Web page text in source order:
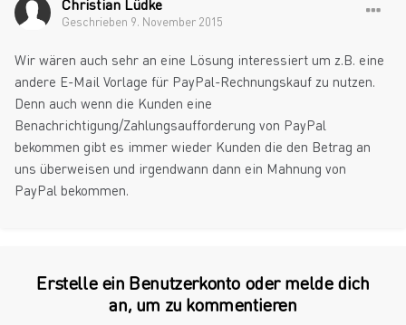
Christian Lüdke
Geschrieben 9. November 2015
Wir wären auch sehr an eine Lösung interessiert um z.B. eine
andere E-Mail Vorlage für PayPal-Rechnungskauf zu nutzen.
Denn auch wenn die Kunden eine
Benachrichtigung/Zahlungsaufforderung von PayPal
bekommen gibt es immer wieder Kunden die den Betrag an
uns überweisen und irgendwann dann ein Mahnung von
PayPal bekommen.
Erstelle ein Benutzerkonto oder melde dich
an, um zu kommentieren